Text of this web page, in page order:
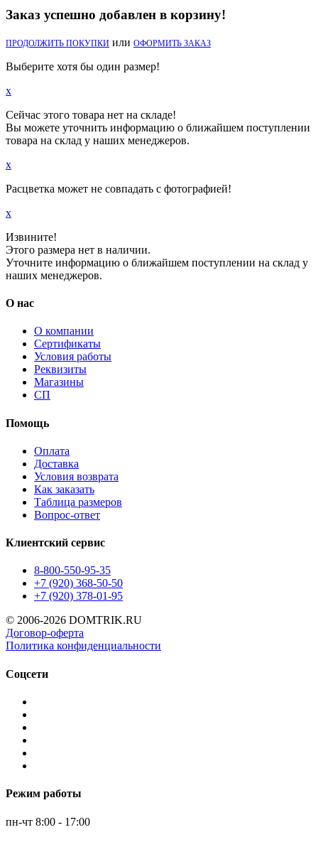
Заказ успешно добавлен в корзину!
ПРОДОЛЖИТЬ ПОКУПКИ или ОФОРМИТЬ ЗАКАЗ
Выберите хотя бы один размер!
x
Сейчас этого товара нет на складе!
Вы можете уточнить информацию о ближайшем поступлении
товара на склад у наших менеджеров.
x
Расцветка может не совпадать с фотографией!
x
Извините!
Этого размера нет в наличии.
Уточните информацию о ближайшем поступлении на склад у
наших менеджеров.
О нас
О компании
Сертификаты
Условия работы
Реквизиты
Магазины
СП
Помощь
Оплата
Доставка
Условия возврата
Как заказать
Таблица размеров
Вопрос-ответ
Клиентский сервис
8-800-550-95-35
+7 (920) 368-50-50
+7 (920) 378-01-95
© 2006-2026 DOMTRIK.RU
Договор-оферта
Политика конфиденциальности
Соцсети
Режим работы
пн-чт 8:00 - 17:00